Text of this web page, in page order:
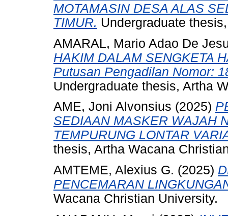
MOTAMASIN DESA ALAS
TIMUR. Undergraduate
AMARAL, Mario Adao De
HAKIM DALAM SENGKETA
Putusan Pengadilan Nomor:
Undergraduate thesis, Artha
AME, Joni Alvonsius (2025)
SEDIAAN MASKER WAJAH
TEMPURUNG LONTAR
thesis, Artha Wacana
AMTEME, Alexius G. (2025)
PENCEMARAN
Wacana Christian University.